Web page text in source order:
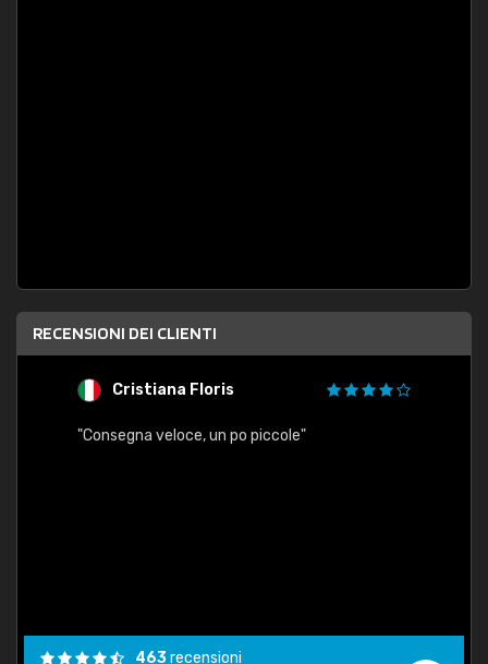
RECENSIONI DEI CLIENTI
Cristiana Floris
"Consegna veloce, un po piccole"
463recensioni